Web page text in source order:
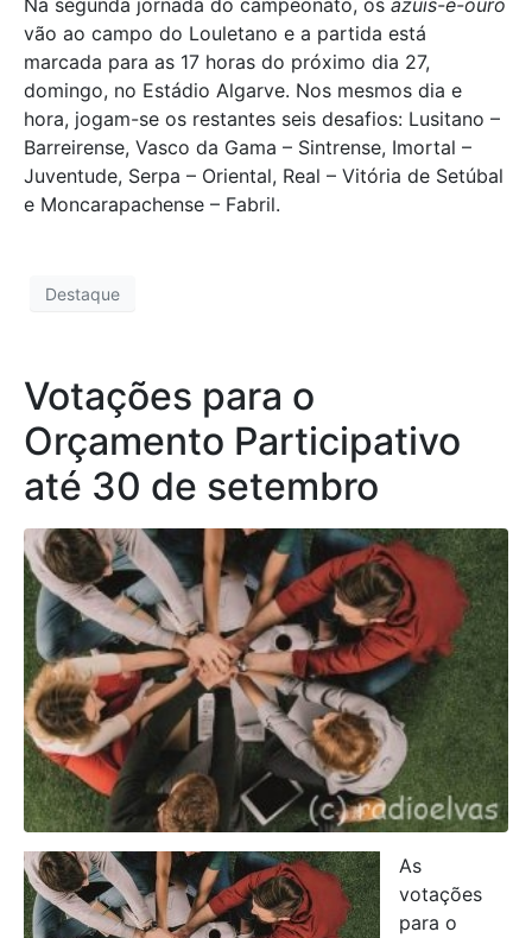
Na segunda jornada do campeonato, os azuis-e-ouro
vão ao campo do Louletano e a partida está
marcada para as 17 horas do próximo dia 27,
domingo, no Estádio Algarve. Nos mesmos dia e
hora, jogam-se os restantes seis desafios: Lusitano –
Barreirense, Vasco da Gama – Sintrense, Imortal –
Juventude, Serpa – Oriental, Real – Vitória de Setúbal
e Moncarapachense – Fabril.
Destaque
Votações para o
Orçamento Participativo
até 30 de setembro
As
votações
para o